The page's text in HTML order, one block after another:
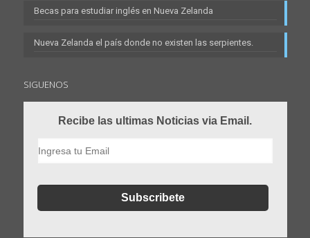
Becas para estudiar inglés en Nueva Zelanda
Nueva Zelanda el país donde no existen las serpientes.
SIGUENOS
Recibe las ultimas Noticias via Email.